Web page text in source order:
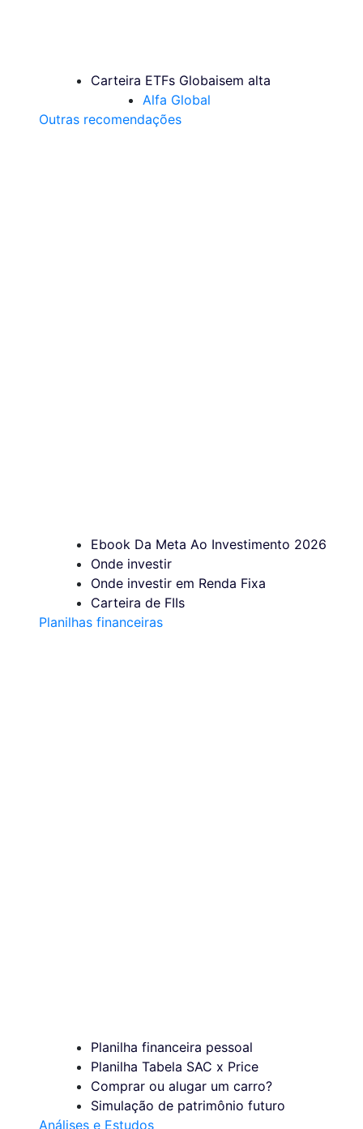
Carteira ETFs Globaisem alta
Alfa Global
Outras recomendações
Ebook Da Meta Ao Investimento 2026
Onde investir
Onde investir em Renda Fixa
Carteira de FIIs
Planilhas financeiras
Planilha financeira pessoal
Planilha Tabela SAC x Price
Comprar ou alugar um carro?
Simulação de patrimônio futuro
Análises e Estudos